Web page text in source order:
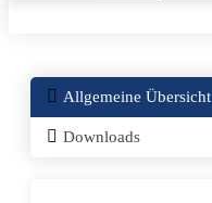
Allgemeine Übersicht
Downloads